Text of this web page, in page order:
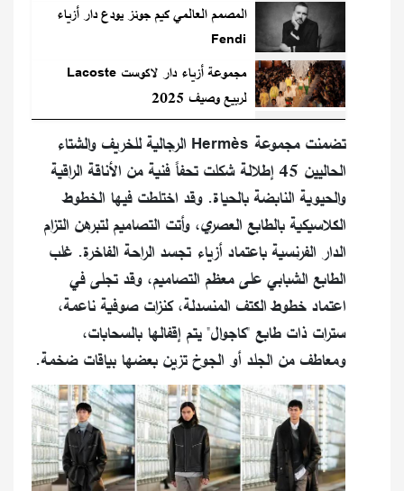
المصمم العالمي كيم جونز يودع دار أزياء
Fendi
مجموعة أزياء دار لاكوست Lacoste
لربيع وصيف 2025
تضمنت مجموعة Hermès الرجالية للخريف والشتاء
الحاليين 45 إطلالة شكلت تحفاً فنية من الأناقة الراقية
والحيوية النابضة بالحياة. وقد اختلطت فيها الخطوط
الكلاسيكية بالطابع العصري، وأتت التصاميم لتبرهن التزام
الدار الفرنسية باعتماد أزياء تجسد الراحة الفاخرة. غلب
الطابع الشبابي على معظم التصاميم، وقد تجلى في
اعتماد خطوط الكتف المنسدلة، كنزات صوفية ناعمة،
سترات ذات طابع "كاجوال" يتم إقفالها بالسحابات،
ومعاطف من الجلد أو الجوخ تزين بعضها بياقات ضخمة.